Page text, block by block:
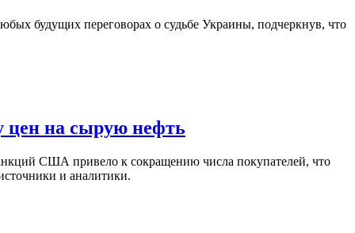
будущих переговорах о судьбе Украины, подчеркнув, что
цен на сырую нефть
США привело к сокращению числа покупателей, что
и аналитики.